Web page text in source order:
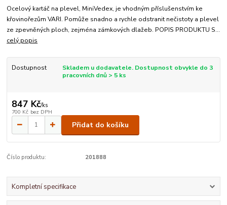
Ocelový kartáč na plevel, MiniVedex, je vhodným příslušenstvím ke
křovinořezům VARI. Pomůže snadno a rychle odstranit nečistoty a plevel
ze zpevněných ploch, zejména zámkových dlažeb. POPIS PRODUKTU S...
celý popis
Dostupnost
Skladem u dodavatele. Dostupnost obvykle do 3
pracovních dnů > 5 ks
847 Kč/ks
700 Kč bez DPH
Přidat do košíku
Číslo produktu: 201888
Kompletní specifikace